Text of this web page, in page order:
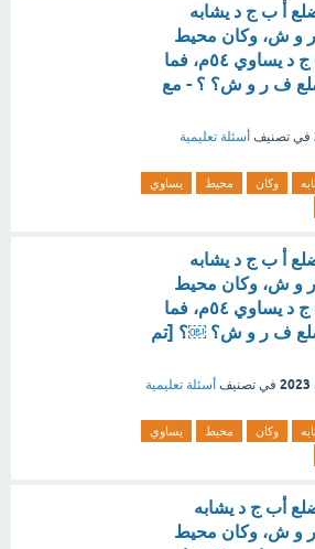
أ ب ج د يشابه
و ش، وكان محيط
المضلع أ ب ج د يساوي ٥٤م، فما
ف ر و ش؟ ؟ - مع
في تصنيف أسئلة تعليمية
وكان محيط
يساوي
أ ب ج د يشابه
و ش، وكان محيط
المضلع أ ب ج د يساوي ٥٤م، فما
ف ر و ش؟ ￼؟ [تم
في تصنيف أسئلة تعليمية
وكان محيط
يساوي
أب ج د يشابه
و ش، وكان محيط